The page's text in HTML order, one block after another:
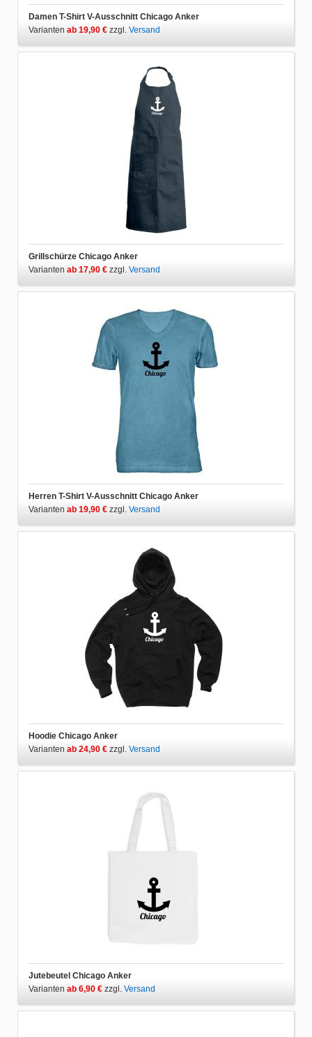
Damen T-Shirt V-Ausschnitt Chicago Anker
Varianten ab 19,90 € zzgl. Versand
Grillschürze Chicago Anker
Varianten ab 17,90 € zzgl. Versand
Herren T-Shirt V-Ausschnitt Chicago Anker
Varianten ab 19,90 € zzgl. Versand
Hoodie Chicago Anker
Varianten ab 24,90 € zzgl. Versand
Jutebeutel Chicago Anker
Varianten ab 6,90 € zzgl. Versand